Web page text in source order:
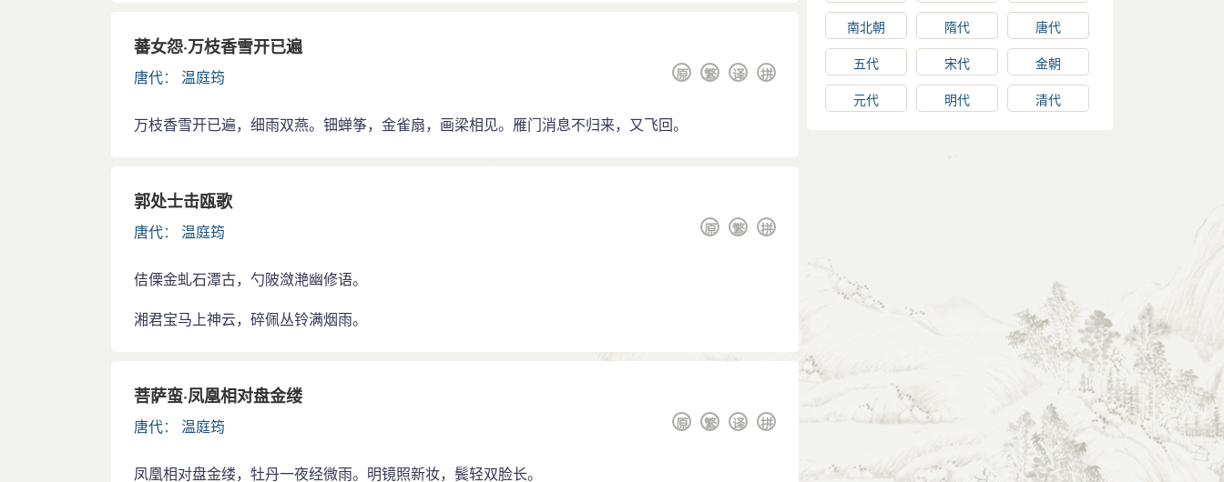
蕃女怨·万枝香雪开已遍
唐代： 温庭筠 拼
译
繁
原
万枝香雪开已遍，细雨双燕。钿蝉筝，金雀扇，画梁相见。雁门消息不归来，又飞回。
郭处士击瓯歌
唐代： 温庭筠 拼
繁
原
佶傈金虬石潭古，勺陂潋滟幽修语。
湘君宝马上神云，碎佩丛铃满烟雨。
菩萨蛮·凤凰相对盘金缕
唐代： 温庭筠 拼
译
繁
原
凤凰相对盘金缕，牡丹一夜经微雨。明镜照新妆，鬓轻双脸长。
南北朝
隋代
唐代
五代
宋代
金朝
元代
明代 清代